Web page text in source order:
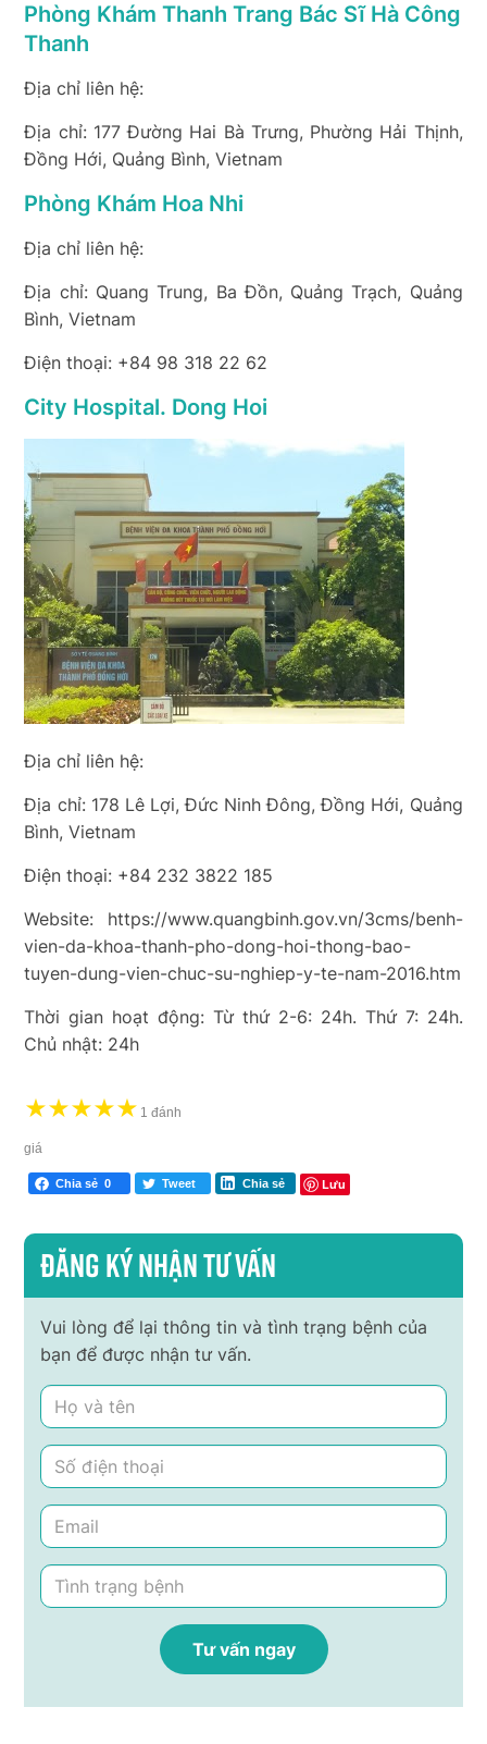
Phòng Khám Thanh Trang Bác Sĩ Hà Công
Thanh
Địa chỉ liên hệ:
Địa chỉ: 177 Đường Hai Bà Trưng, Phường Hải Thịnh,
Đồng Hới, Quảng Bình, Vietnam
Phòng Khám Hoa Nhi
Địa chỉ liên hệ:
Địa chỉ: Quang Trung, Ba Đồn, Quảng Trạch, Quảng
Bình, Vietnam
Điện thoại: +84 98 318 22 62
City Hospital. Dong Hoi
Địa chỉ liên hệ:
Địa chỉ: 178 Lê Lợi, Đức Ninh Đông, Đồng Hới, Quảng
Bình, Vietnam
Điện thoại: +84 232 3822 185
Website: https://www.quangbinh.gov.vn/3cms/benh-
vien-da-khoa-thanh-pho-dong-hoi-thong-bao-
tuyen-dung-vien-chuc-su-nghiep-y-te-nam-2016.htm
Thời gian hoạt động: Từ thứ 2-6: 24h. Thứ 7: 24h.
Chủ nhật: 24h
★★★★★ 1 đánh
giá
Chia sẻ 0 Tweet Chia sẻ Lưu
Đăng ký nhận tư vấn
Vui lòng để lại thông tin và tình trạng bệnh của
bạn để được nhận tư vấn.